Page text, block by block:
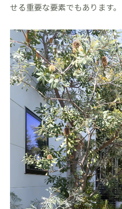
せる重要な要素でもあります。